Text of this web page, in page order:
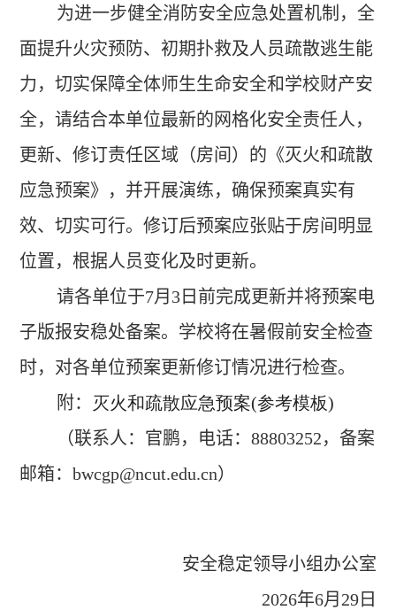
为进一步健全消防安全应急处置机制，全
面提升火灾预防、初期扑救及人员疏散逃生能
力，切实保障全体师生生命安全和学校财产安
全，请结合本单位最新的网格化安全责任人，
更新、修订责任区域（房间）的《灭火和疏散
应急预案》，并开展演练，确保预案真实有
效、切实可行。修订后预案应张贴于房间明显
位置，根据人员变化及时更新。
请各单位于7月 3 日前完成更新并将预案电
子版报安稳处备案。学校将在暑假前安全检查
时，对各单位预案更新修订情况进行检查。
附： 灭火和疏散应急预案(参考模板)
（联系人：官鹏，电话：88803252，备案
邮箱：bwcgp@ncut.edu.cn）
安全稳定领导小组办公室
2026年6月 29日